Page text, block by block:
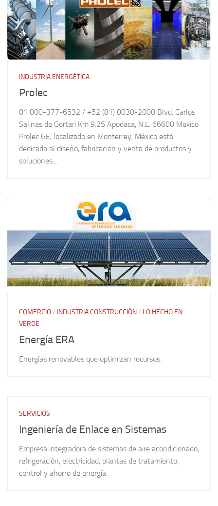
INDUSTRIA ENERGÉTICA
Prolec
01 800-377-6532 / +52 (81) 8030-2000 Blvd. Carlos
Salinas de Gortari Km 9.25 Apodaca, N.L. 66600 Mexico
Prolec GE, localizado en Monterrey, México está
dedicada al diseño, fabricación y venta de productos y
soluciones...
COMERCIO/ INDUSTRIA CONSTRUCCIÓN/ LO HECHO EN
VERDE
Energía ERA
Energías renovables que optimizan recursos.
SERVICIOS
Ingeniería de Enlace en Sistemas
Empresa integradora de sistemas de aire acondicionado,
refrigeración, electricidad, plantas de tratamiento,
control y ahorro de energía.